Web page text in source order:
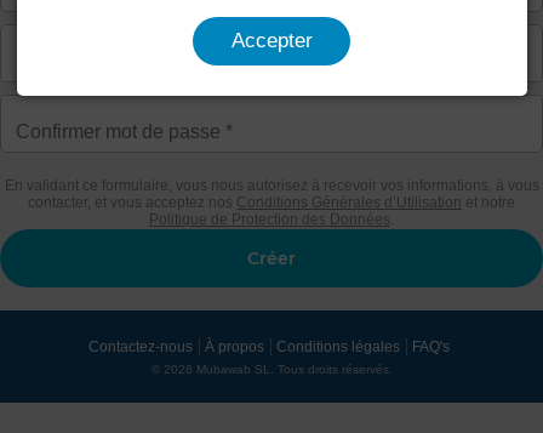
En validant ce formulaire, vous nous autorisez à recevoir vos informations, à vous
contacter, et vous acceptez nos Conditions Générales d’Utilisation et notre
Politique de Protection des Données
Contactez-nous À propos Conditions légales FAQ's
© 2026 Mubawab SL. Tous droits réservés.
Accepter